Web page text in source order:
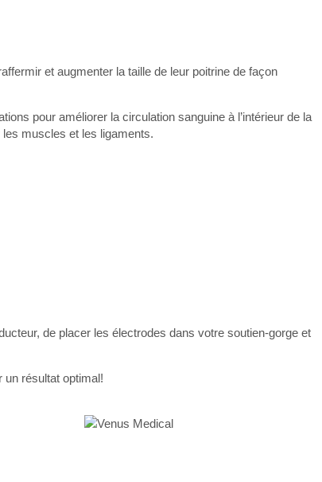
et augmenter la taille de leur poitrine de façon
pour améliorer la circulation sanguine à l’intérieur de la
muscles et les ligaments.
de placer les électrodes dans votre soutien-gorge et
résultat optimal!